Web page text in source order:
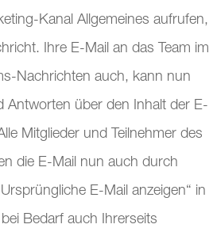
Kanal Allgemeines aufrufen,
Ihre E-Mail an das Team im
Nachrichten auch, kann nun
Antworten über den Inhalt der E-
Mitglieder und Teilnehmer des
die E-Mail nun auch durch
E-Mail anzeigen“ in
Bedarf auch Ihrerseits